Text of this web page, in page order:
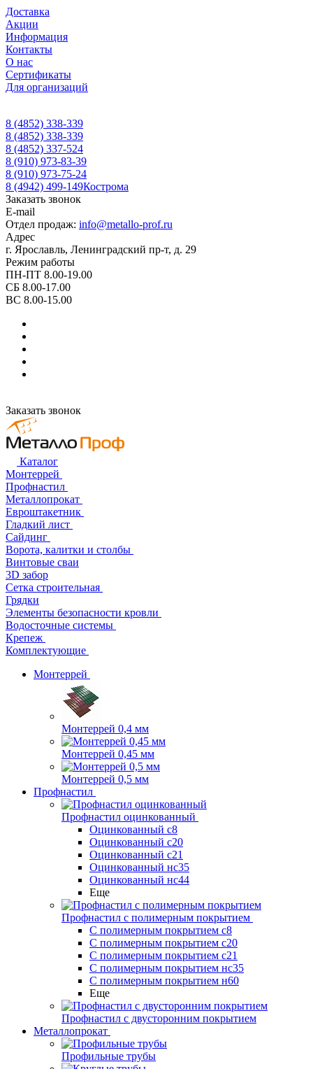
Доставка
Акции
Информация
Контакты
О нас
Сертификаты
Для организаций
8 (4852) 338-339
8 (4852) 338-339
8 (4852) 337-524
8 (910) 973-83-39
8 (910) 973-75-24
8 (4942) 499-149Кострома
Заказать звонок
E-mail
Отдел продаж: info@metallo-prof.ru
Адрес
г. Ярославль, Ленинградский пр-т, д. 29
Режим работы
ПН-ПТ 8.00-19.00
СБ 8.00-17.00
ВС 8.00-15.00
Заказать звонок
Каталог
Монтеррей
Профнастил
Металлопрокат
Евроштакетник
Гладкий лист
Сайдинг
Ворота, калитки и столбы
Винтовые сваи
3D забор
Сетка строительная
Грядки
Элементы безопасности кровли
Водосточные системы
Крепеж
Комплектующие
Монтеррей
Монтеррей 0,4 мм
Монтеррей 0,45 мм
Монтеррей 0,5 мм
Профнастил
Профнастил оцинкованный
Оцинкованный с8
Оцинкованный с20
Оцинкованный с21
Оцинкованный нс35
Оцинкованный нс44
Еще
Профнастил с полимерным покрытием
С полимерным покрытием с8
С полимерным покрытием с20
С полимерным покрытием с21
С полимерным покрытием нс35
С полимерным покрытием н60
Еще
Профнастил с двусторонним покрытием
Металлопрокат
Профильные трубы